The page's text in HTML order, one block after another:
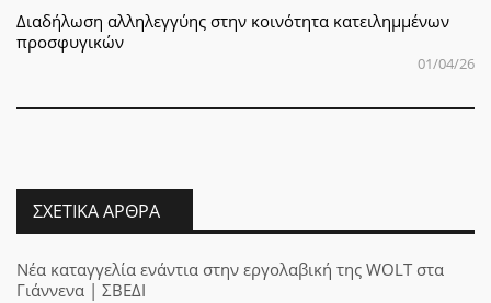
Διαδήλωση αλληλεγγύης στην κοινότητα κατειλημμένων
προσφυγικών
01/04/26
ΣΧΕΤΙΚΆ ΆΡΘΡΑ
Νέα καταγγελία ενάντια στην εργολαβική της WOLT στα
Γιάννενα | ΣΒΕΔΙ